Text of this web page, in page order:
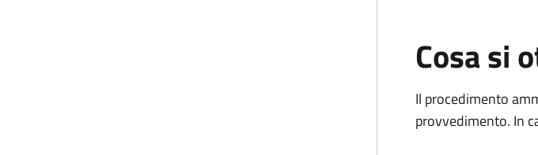
Cosa si
Il procedimento
provvedimento. In